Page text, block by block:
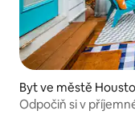
Byt ve městě
Odpočiň si v